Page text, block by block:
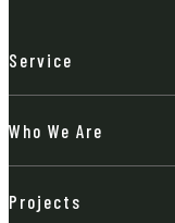
Service
Who We Are
Projects